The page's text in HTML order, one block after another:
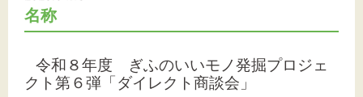
文字サイズ
名称
令和８年度 ぎふのいいモノ発掘プロジェ
クト第６弾「ダイレクト商談会」